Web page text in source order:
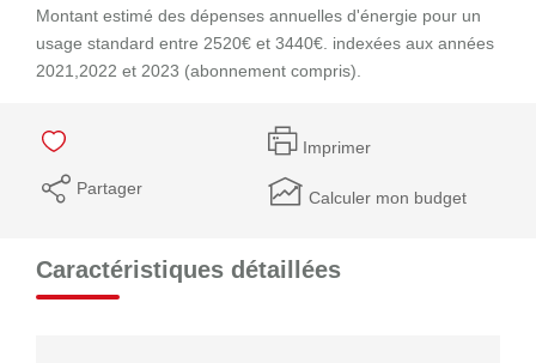
Montant estimé des dépenses annuelles d'énergie pour un
usage standard entre 2520€ et 3440€. indexées aux années
2021,2022 et 2023 (abonnement compris).
Imprimer
Partager Calculer mon budget
Caractéristiques détaillées